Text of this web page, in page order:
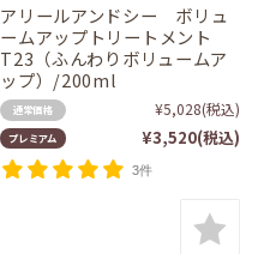
アリールアンドシー ボリュ
ームアップトリートメント
T23（ふんわりボリュームア
ップ）/200ml
通常価格 ¥5,028(税込)
プレミアム ¥3,520(税込)
3件